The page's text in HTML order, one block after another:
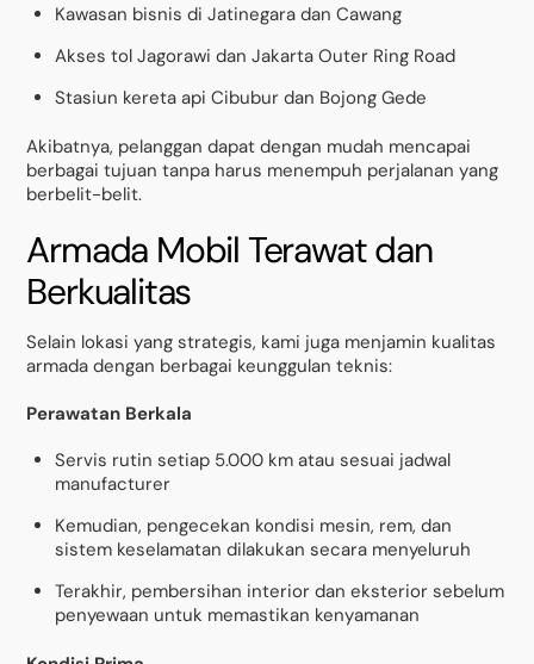
Kawasan bisnis di Jatinegara dan Cawang
Akses tol Jagorawi dan Jakarta Outer Ring Road
Stasiun kereta api Cibubur dan Bojong Gede
Akibatnya, pelanggan dapat dengan mudah mencapai
berbagai tujuan tanpa harus menempuh perjalanan yang
berbelit-belit.
Armada Mobil Terawat dan
Berkualitas
Selain lokasi yang strategis, kami juga menjamin kualitas
armada dengan berbagai keunggulan teknis:
Perawatan Berkala
Servis rutin setiap 5.000 km atau sesuai jadwal
manufacturer
Kemudian, pengecekan kondisi mesin, rem, dan
sistem keselamatan dilakukan secara menyeluruh
Terakhir, pembersihan interior dan eksterior sebelum
penyewaan untuk memastikan kenyamanan